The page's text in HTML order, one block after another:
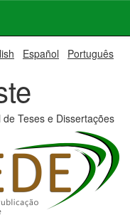
Español Português
de Teses e Dissertações